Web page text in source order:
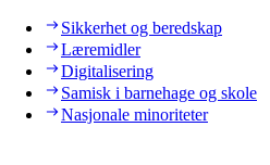
Sikkerhet og beredskap
Læremidler
Digitalisering
Samisk i barnehage og skole
Nasjonale minoriteter